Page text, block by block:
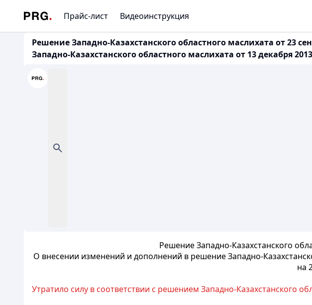
Прайс-лист Видеоинструкция
Решение Западно-Казахстанского областного маслихата от 23
Западно-Казахстанского областного маслихата от 13 декабря
Решение Западно-Казахстанского
О внесении изменений и дополнений в решение Западно-
на
Утратило силу в соответствии с решением Западно-Казахстанского